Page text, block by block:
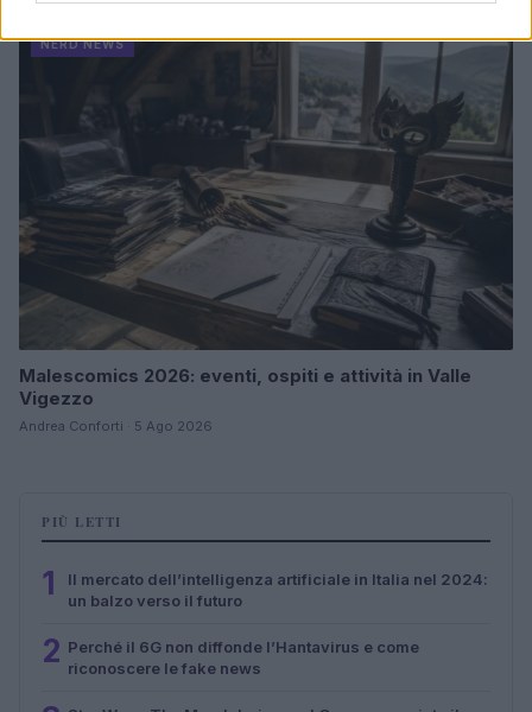
NERD NEWS
Malescomics 2026: eventi, ospiti e attività in Valle
Vigezzo
Andrea Conforti · 5 Ago 2026
PIÙ LETTI
1
Il mercato dell’intelligenza artificiale in Italia nel 2024:
un balzo verso il futuro
2 Perché il 6G non diffonde l’Hantavirus e come
riconoscere le fake news